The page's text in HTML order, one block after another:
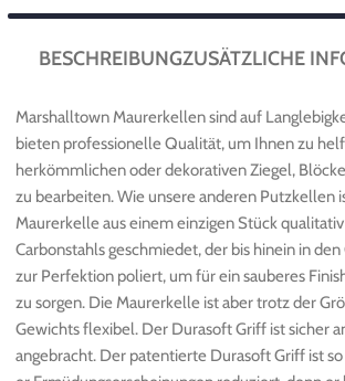
BESCHREIBUNGZUSÄTZLICHE
Marshalltown Maurerkellen sind auf
bieten professionelle Qualität, um Ihnen zu
herkömmlichen oder dekorativen Ziegel,
zu bearbeiten. Wie unsere anderen Putzkellen
Maurerkelle aus einem einzigen Stück
Carbonstahls geschmiedet, der bis hinein in
zur Perfektion poliert, um für ein sauberes
zu sorgen. Die Maurerkelle ist aber trotz der
Gewichts flexibel. Der Durasoft Griff ist sicher
angebracht. Der patentierte Durasoft Griff ist